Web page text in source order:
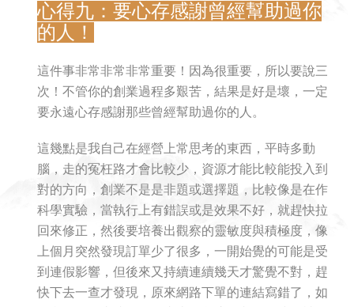
心得九：要心存感謝曾經幫助過你
的人！
這件事非常非常非常重要！因為很重要，所以要說三
次！不管你的創業過程多艱苦，結果是好是壞，一定
要永遠心存感謝那些曾經幫助過你的人。
這幾點是我自己在經營上常思考的東西，平時多動
腦，走的冤枉路才會比較少，資源才能比較能投入到
對的方向，創業不是是非題或選擇題，比較像是在作
科學實驗，當執行上有錯誤或是效果不好，就趕快拉
回來修正，然後要培養出觀察的靈敏度與積極度，像
上個月突然發現訂單少了很多，一開始覺的可能是受
到連假影響，但後來又持續連續幾天才驚覺不對，趕
快下去一查才發現，原來網路下單的連結寫錯了，如